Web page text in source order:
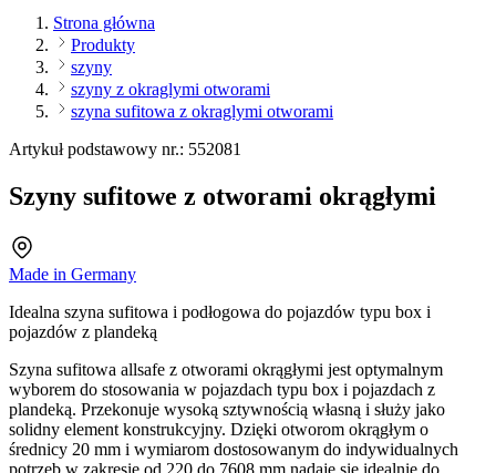
Strona główna
Produkty
szyny
szyny z okraglymi otworami
szyna sufitowa z okraglymi otworami
Artykuł podstawowy nr.: 552081
Szyny sufitowe z otworami okrągłymi
Made in Germany
Idealna szyna sufitowa i podłogowa do pojazdów typu box i
pojazdów z plandeką
Szyna sufitowa allsafe z otworami okrągłymi jest optymalnym
wyborem do stosowania w pojazdach typu box i pojazdach z
plandeką. Przekonuje wysoką sztywnością własną i służy jako
solidny element konstrukcyjny. Dzięki otworom okrągłym o
średnicy 20 mm i wymiarom dostosowanym do indywidualnych
potrzeb w zakresie od 220 do 7608 mm nadaje się idealnie do